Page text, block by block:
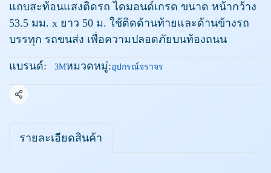
แถบสะท้อนแสงติดรถ ไดมอนด์เกรด ขนาด หน้ากว้าง
53.5 มม. x ยาว 50 ม. ใช้ติดด้านท้ายและด้านข้างรถ
บรรทุก รถขนส่ง เพื่อความปลอดภัยบนท้องถนน
แบรนด์: 3Mหมวดหมู่:อุปกรณ์จราจร
แชร์
รายละเอียดสินค้า